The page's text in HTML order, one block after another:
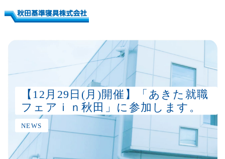
【12月29日(月)開催】「あきた就職
フェアｉｎ秋田」に参加します。
NEWS